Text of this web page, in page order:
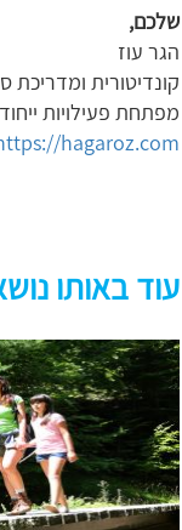
שלכם,
הגר עוז
קונדיטורית ומדריכת
מפתחת פעילויות
hagaroz.com
עוד באותו